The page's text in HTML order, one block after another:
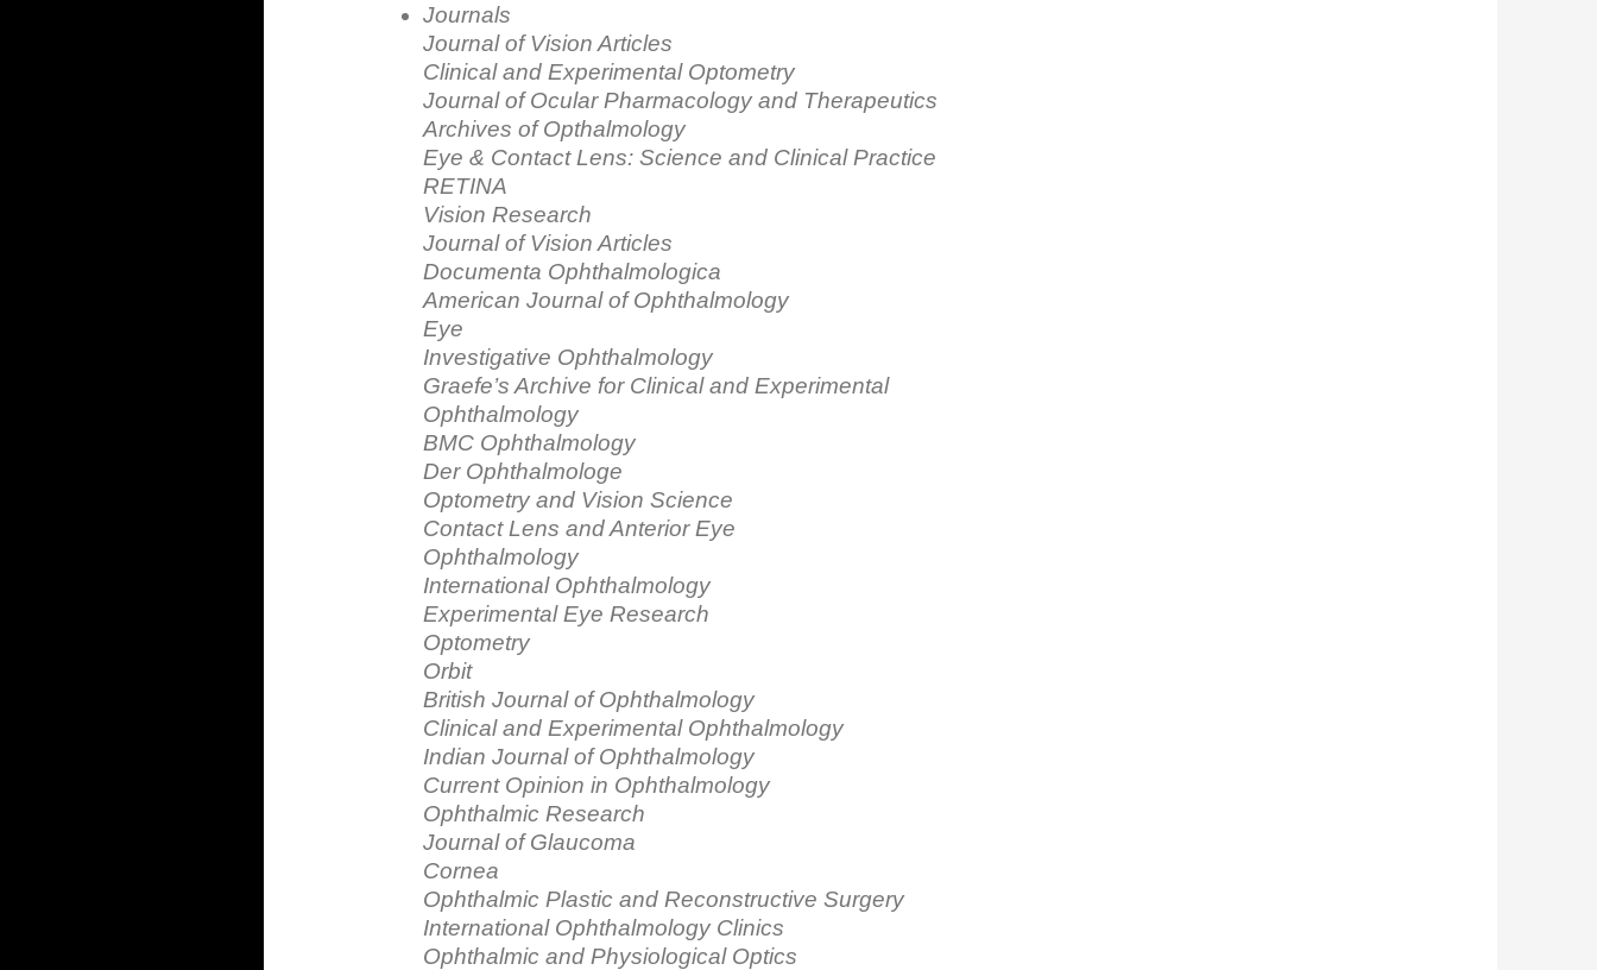
Journals
Journal of Vision Articles
Clinical and Experimental Optometry
Journal of Ocular Pharmacology and Therapeutics
Archives of Opthalmology
Eye & Contact Lens: Science and Clinical Practice
RETINA
Vision Research
Journal of Vision Articles
Documenta Ophthalmologica
American Journal of Ophthalmology
Eye
Investigative Ophthalmology
Graefe’s Archive for Clinical and Experimental
Ophthalmology
BMC Ophthalmology
Der Ophthalmologe
Optometry and Vision Science
Contact Lens and Anterior Eye
Ophthalmology
International Ophthalmology
Experimental Eye Research
Optometry
Orbit
British Journal of Ophthalmology
Clinical and Experimental Ophthalmology
Indian Journal of Ophthalmology
Current Opinion in Ophthalmology
Ophthalmic Research
Journal of Glaucoma
Cornea
Ophthalmic Plastic and Reconstructive Surgery
International Ophthalmology Clinics
Ophthalmic and Physiological Optics